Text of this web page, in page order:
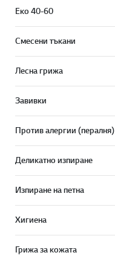
Еко 40-60
Смесени тъкани
Лесна грижа
Завивки
Против алергии (пералня)
Деликатно изпиране
Изпиране на петна
Хигиена
Грижа за кожата